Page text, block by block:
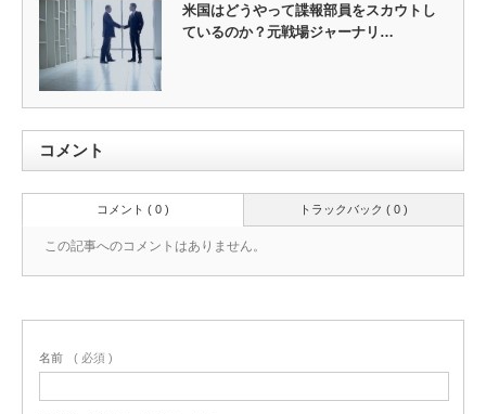
米国はどうやって諜報部員をスカウトし
ているのか？元戦場ジャーナリ…
コメント
トラックバック ( 0 )
コメント ( 0 )
この記事へのコメントはありません。
名前 ( 必須 )